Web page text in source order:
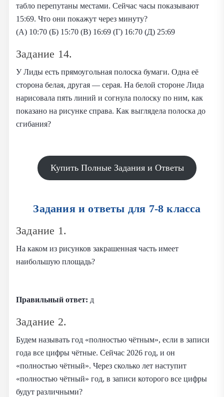
табло перепутаны местами. Сейчас часы показывают
15:69. Что они покажут через минуту?
(А) 10:70 (Б) 15:70 (В) 16:69 (Г) 16:70 (Д) 25:69
Задание 14.
У Лиды есть прямоугольная полоска бумаги. Одна её
сторона белая, другая — серая. На белой стороне Лида
нарисовала пять линий и согнула полоску по ним, как
показано на рисунке справа. Как выглядела полоска до
сгибания?
Купить Полные Задания и Ответы
Задания и ответы для 7-8 класса
Задание 1.
На каком из рисунков закрашенная часть имеет
наибольшую площадь?
Правильный ответ: д
Задание 2.
Будем называть год «полностью чётным», если в записи
года все цифры чётные. Сейчас 2026 год, и он
«полностью чётный». Через сколько лет наступит
«полностью чётный» год, в записи которого все цифры
будут различными?